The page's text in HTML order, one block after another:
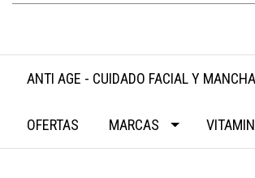
ANTI AGE - CUIDADO FACIAL Y
OFERTAS MARCAS